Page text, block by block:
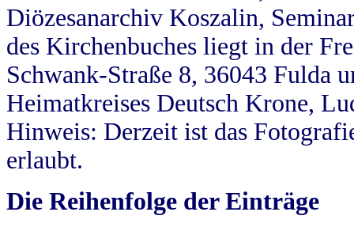
Diözesanarchiv Koszalin,
des Kirchenbuches liegt in der
Schwank-Straße 8, 36043 Fulda
Heimatkreises Deutsch Krone,
Hinweis: Derzeit ist das
erlaubt.
Die Reihenfolge der Einträge